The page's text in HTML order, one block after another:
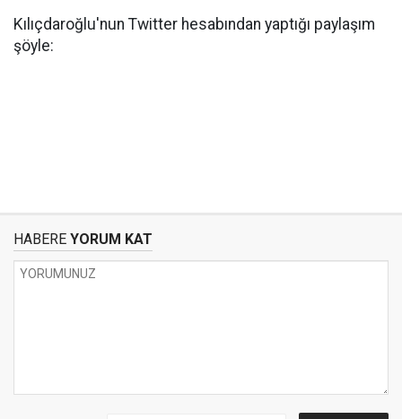
Kılıçdaroğlu'nun Twitter hesabından yaptığı paylaşım
şöyle:
HABERE YORUM KAT